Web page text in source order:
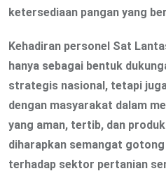
ketersediaan pangan yang
Kehadiran personel Sat
hanya sebagai bentuk
strategis nasional, tetapi
dengan masyarakat dalam
yang aman, tertib, dan
diharapkan semangat
terhadap sektor pertanian